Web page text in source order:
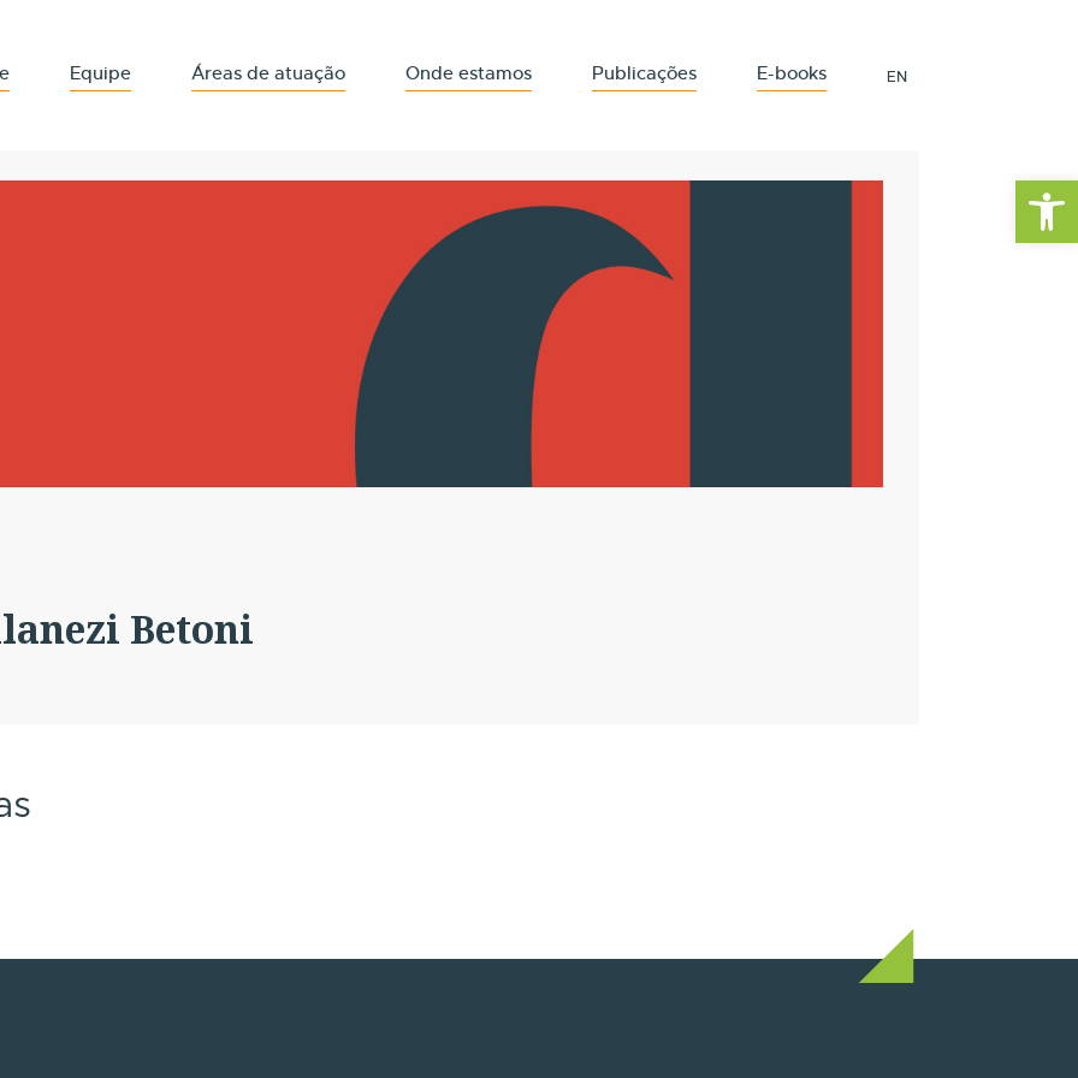
Barra de
Equipe Áreas de atuação Onde estamos Publicações E-books EN
Betoni